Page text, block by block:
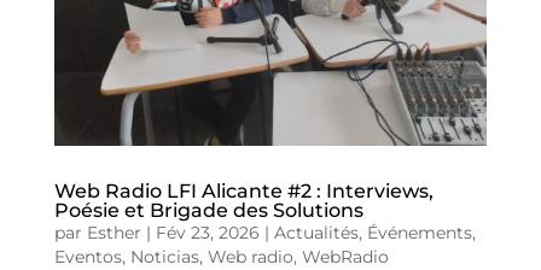
Web Radio LFI Alicante #2 : Interviews,
Poésie et Brigade des Solutions
par Esther | Fév 23, 2026 | Actualités, Événements,
Eventos, Noticias, Web radio, WebRadio